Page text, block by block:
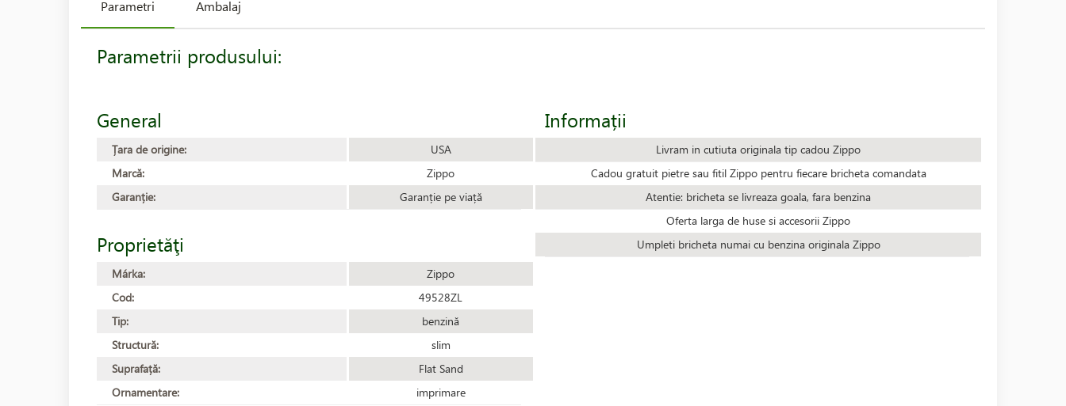
Parametri Ambalaj
Parametrii produsului:
General
Țara de origine:
USA
Marcă:
Zippo
Garanție:
Garanție pe viață
Proprietăţi
Márka:
Zippo
Cod:
49528ZL
Tip:
benzină
Structură:
slim
Suprafață:
Flat Sand
Ornamentare:
imprimare
Informații
Livram in cutiuta originala tip cadou Zippo
Cadou gratuit pietre sau fitil Zippo pentru fiecare bricheta comandata
Atentie: bricheta se livreaza goala, fara benzina
Oferta larga de huse si accesorii Zippo
Umpleti bricheta numai cu benzina originala Zippo